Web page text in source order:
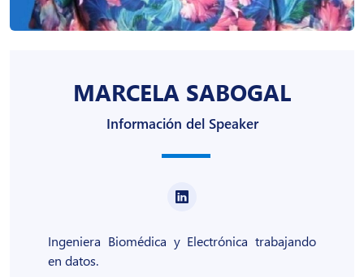
MARCELA SABOGAL
Información del Speaker
Ingeniera Biomédica y Electrónica trabajando
en datos.